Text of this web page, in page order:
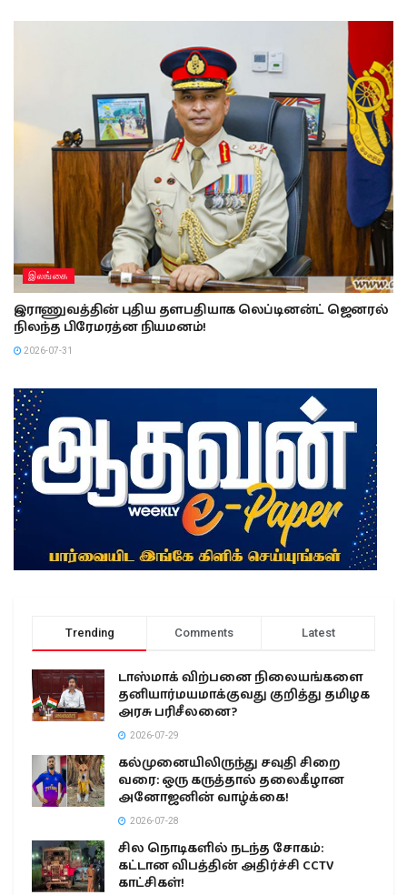
இலங்கை
இராணுவத்தின் புதிய தளபதியாக லெப்டினன்ட் ஜெனரல்
நிலந்த பிரேமரத்ன நியமனம்!
2026-07-31
Trending Comments Latest
டாஸ்மாக் விற்பனை நிலையங்களை
தனியார்மயமாக்குவது குறித்து தமிழக
அரசு பரிசீலனை?
2026-07-29
கல்முனையிலிருந்து சவுதி சிறை
வரை: ஒரு கருத்தால் தலைகீழான
அனோஜனின் வாழ்க்கை!
2026-07-28
சில நொடிகளில் நடந்த சோகம்:
கட்டான விபத்தின் அதிர்ச்சி CCTV
காட்சிகள்!